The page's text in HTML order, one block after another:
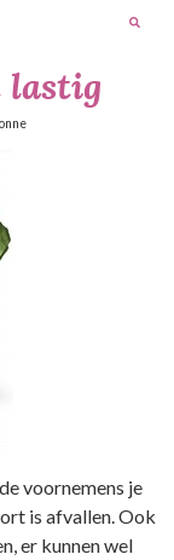
voornemens je
is afvallen. Ook
er kunnen wel